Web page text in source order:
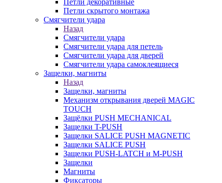
Петли декоративные
Петли скрытого монтажа
Смягчители удара
Назад
Смягчители удара
Смягчители удара для петель
Смягчители удара для дверей
Cмягчители удара самоклеящиеся
Защелки, магниты
Назад
Защелки, магниты
Механизм открывания дверей MAGIC
TOUCH
Защёлки PUSH MECHANICAL
Защелки T-PUSH
Защелки SALICE PUSH MAGNETIC
Защелки SALICE PUSH
Защелки PUSH-LATCH и M-PUSH
Защелки
Магниты
Фиксаторы